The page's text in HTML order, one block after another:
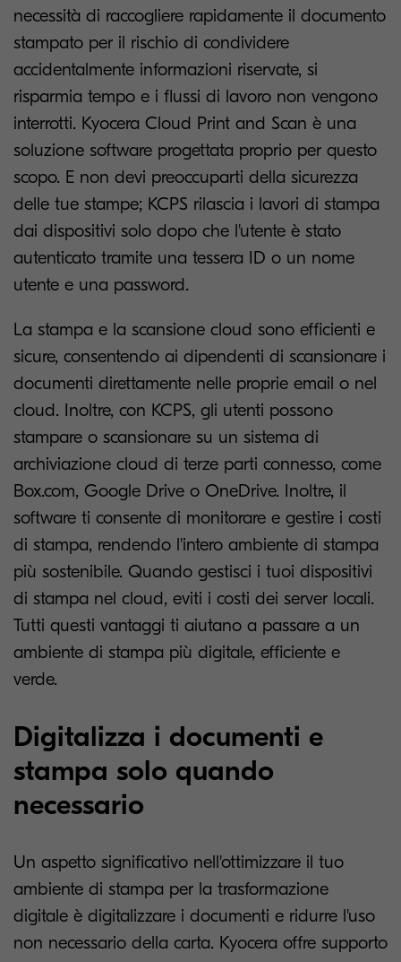
necessità di raccogliere rapidamente il documento
stampato per il rischio di condividere
accidentalmente informazioni riservate, si
risparmia tempo e i flussi di lavoro non vengono
interrotti. Kyocera Cloud Print and Scan è una
soluzione software progettata proprio per questo
scopo. E non devi preoccuparti della sicurezza
delle tue stampe; KCPS rilascia i lavori di stampa
dai dispositivi solo dopo che l'utente è stato
autenticato tramite una tessera ID o un nome
utente e una password.
La stampa e la scansione cloud sono efficienti e
sicure, consentendo ai dipendenti di scansionare i
documenti direttamente nelle proprie email o nel
cloud. Inoltre, con KCPS, gli utenti possono
stampare o scansionare su un sistema di
archiviazione cloud di terze parti connesso, come
Box.com, Google Drive o OneDrive. Inoltre, il
software ti consente di monitorare e gestire i costi
di stampa, rendendo l'intero ambiente di stampa
più sostenibile. Quando gestisci i tuoi dispositivi
di stampa nel cloud, eviti i costi dei server locali.
Tutti questi vantaggi ti aiutano a passare a un
ambiente di stampa più digitale, efficiente e
verde.
Digitalizza i documenti e
stampa solo quando
necessario
Un aspetto significativo nell'ottimizzare il tuo
ambiente di stampa per la trasformazione
digitale è digitalizzare i documenti e ridurre l'uso
non necessario della carta. Kyocera offre supporto